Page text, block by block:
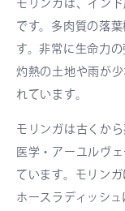
モリンガは、イン
です。多肉質の落
す。非常に生命力
灼熱の土地や雨が
れています。
モリンガは古くか
医学・アーユルヴ
ています。モリン
ホースラディッシ